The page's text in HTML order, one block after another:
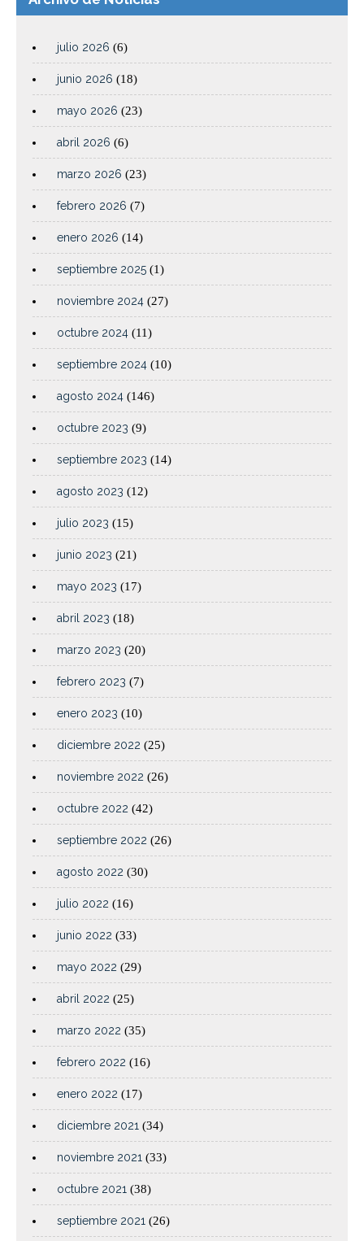
julio 2026 (6)
junio 2026 (18)
mayo 2026 (23)
abril 2026 (6)
marzo 2026 (23)
febrero 2026 (7)
enero 2026 (14)
septiembre 2025 (1)
noviembre 2024 (27)
octubre 2024 (11)
septiembre 2024 (10)
agosto 2024 (146)
octubre 2023 (9)
septiembre 2023 (14)
agosto 2023 (12)
julio 2023 (15)
junio 2023 (21)
mayo 2023 (17)
abril 2023 (18)
marzo 2023 (20)
febrero 2023 (7)
enero 2023 (10)
diciembre 2022 (25)
noviembre 2022 (26)
octubre 2022 (42)
septiembre 2022 (26)
agosto 2022 (30)
julio 2022 (16)
junio 2022 (33)
mayo 2022 (29)
abril 2022 (25)
marzo 2022 (35)
febrero 2022 (16)
enero 2022 (17)
diciembre 2021 (34)
noviembre 2021 (33)
octubre 2021 (38)
septiembre 2021 (26)